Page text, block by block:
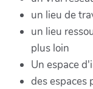
un lieu de
un lieu
plus loin
Un espace
des espaces